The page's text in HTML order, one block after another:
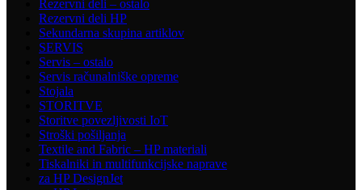
Rezervni deli – ostalo
Rezervni deli HP
Sekundarna skupina artiklov
SERVIS
Servis – ostalo
Servis računalniške opreme
Stojala
STORITVE
Storitve povezljivosti IoT
Stroški pošiljanja
Textile and Fabric – HP materiali
Tiskalniki in multifunkcijske naprave
za HP DesignJet